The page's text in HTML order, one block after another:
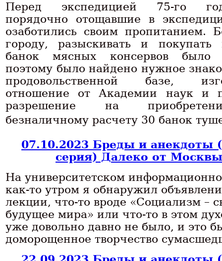
Перед экспедицией 75-го
порядочно отощавшие в
озаботились своим пропитанием.
городу, разыскивать и
банок мясных консервов было
поэтому было найдено нужное
продовольственной базе,
отношение от Академии наук и
разрешение на
безналичному расчету 30 банок
07.10.2023 Бреды и анекдоты
серия) Далеко от Москвы
На университетском
как-то утром я обнаружил
лекции, что-то вроде «Социализм –
будущее мира» или что-то в этом
уже довольно давно не было, и это
доморощенное творчество